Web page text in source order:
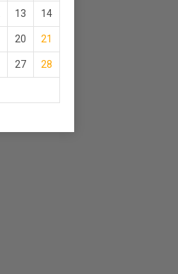
13 14
20 21
27 28